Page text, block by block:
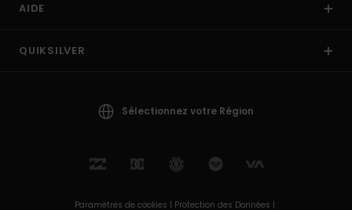
AIDE
QUIKSILVER
Sélectionnez votre Région
Paramètres de cookies | Protection des Données |